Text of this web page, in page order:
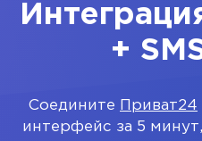
+
Соедините Приват24
интерфейс за 5